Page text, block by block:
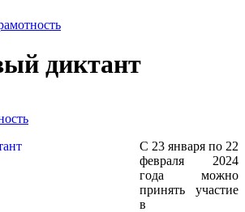
диктант
С 23 января по 22
февраля 2024
года можно
принять участие
в